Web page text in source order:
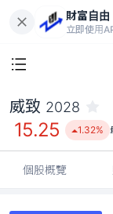
財富自由
立即使用
威致 2028
15.25 1.32%
個股概覽